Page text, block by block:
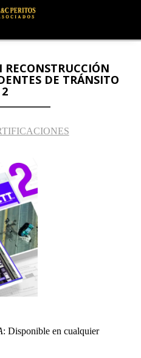
DE TRÁNSITO
2
: Disponible en cualquier